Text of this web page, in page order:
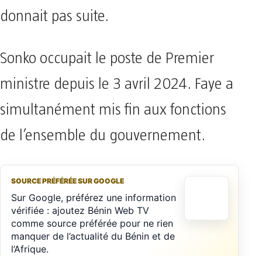
donnait pas suite.
Sonko occupait le poste de Premier
ministre depuis le 3 avril 2024. Faye a
simultanément mis fin aux fonctions
de l’ensemble du gouvernement.
SOURCE PRÉFÉRÉE SUR GOOGLE
Sur Google, préférez une information
vérifiée : ajoutez Bénin Web TV
comme source préférée pour ne rien
manquer de l’actualité du Bénin et de
l’Afrique.